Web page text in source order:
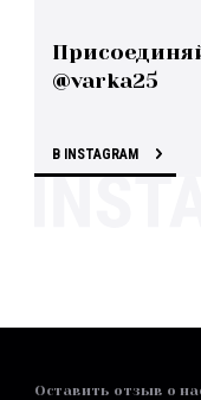
@varka25
В INSTAGRAM
Оставить отзыв о